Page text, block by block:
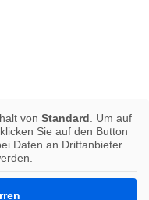
von Standard. Um auf
Sie auf den Button
Daten an Drittanbieter